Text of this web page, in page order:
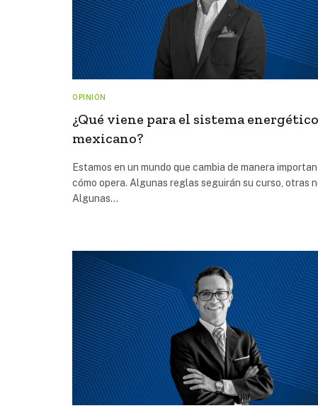
OPINIÓN
¿Qué viene para el sistema energético
mexicano?
Estamos en un mundo que cambia de manera
cómo opera. Algunas reglas seguirán su curso, otras
Algunas…